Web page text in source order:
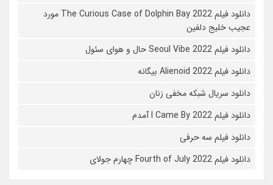
دانلود فیلم The Curious Case of Dolphin Bay 2022 مورد
عجیب خلیج دلفین
دانلود فیلم Seoul Vibe 2022 حال و هوای سئول
دانلود فیلم Alienoid 2022 بیگانه
دانلود سریال شبکه مخفی زنان
دانلود فیلم I Came By 2022 آمدم
دانلود فیلم سه حرفی
دانلود فیلم Fourth of July 2022 چهارم جولای